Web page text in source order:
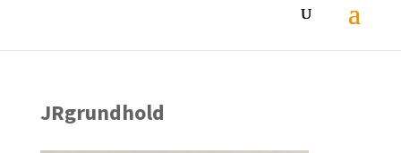
JRgrundhold